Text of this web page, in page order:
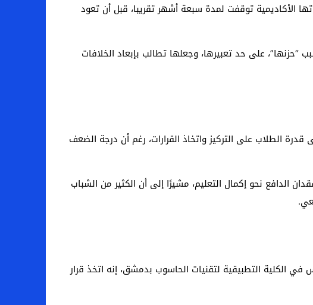
الأكاديمية توقفت لمدة سبعة أشهر تقريبا، قبل أن تعود
على حد تعبيرها، وجعلها تطالب بإبعاد الخلافات
الطلاب على التركيز واتخاذ القرارات، رغم أن درجة الضعف
الدافع نحو إكمال التعليم، مشيرًا إلى أن الكثير من الشباب
التطبيقية لتقنيات الحاسوب بدمشق، إنه اتخذ قرار